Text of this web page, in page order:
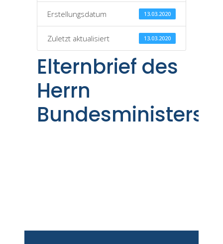
Erstellungsdatum 13.03.2020
Zuletzt aktualisiert 13.03.2020
Elternbrief des
Herrn